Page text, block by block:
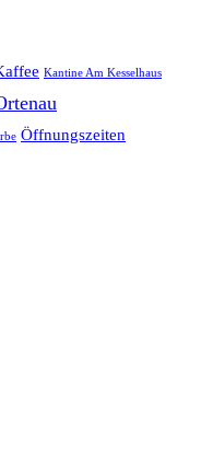
Kantine Am Kesselhaus
Öffnungszeiten